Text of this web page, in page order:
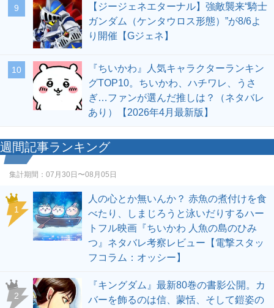
9
【ジージェネエターナル】強敵襲来“騎士
ガンダム（ケンタウロス形態）”が8/6よ
り開催【Gジェネ】
10
『ちいかわ』人気キャラクターランキン
グTOP10。ちいかわ、ハチワレ、うさ
ぎ…ファンが選んだ推しは？（ネタバレ
あり）【2026年4月最新版】
週間記事ランキング
集計期間： 07月30日〜08月05日
1
人の心とか無いんか？ 赤魚の煮付けを食
べたり、しまじろうと泳いだりするハー
トフル映画『ちいかわ 人魚の島のひみ
つ』ネタバレ考察レビュー【電撃スタッ
フコラム：オッシー】
2
『キングダム』最新80巻の書影公開。カ
バーを飾るのは信、蒙恬、そして鎧姿の